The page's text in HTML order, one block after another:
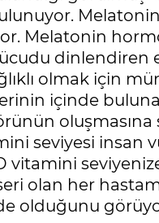
Melatonin
dinlendiren
olmak için
içinde
seviyesi insan
seviyenize
olan her
olduğunu